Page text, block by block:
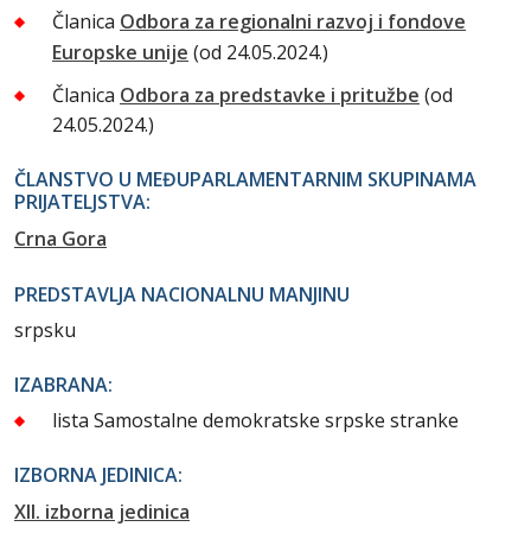
Članica Odbora za regionalni razvoj i fondove
Europske unije (od 24.05.2024.)
Članica Odbora za predstavke i pritužbe (od
24.05.2024.)
ČLANSTVO U MEĐUPARLAMENTARNIM SKUPINAMA
PRIJATELJSTVA:
Crna Gora
PREDSTAVLJA NACIONALNU MANJINU
srpsku
IZABRANA:
lista Samostalne demokratske srpske stranke
IZBORNA JEDINICA:
XII. izborna jedinica